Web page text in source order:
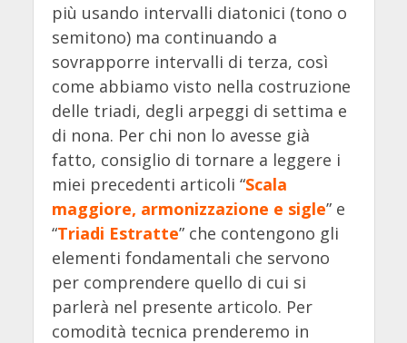
più usando intervalli diatonici (tono o
semitono) ma continuando a
sovrapporre intervalli di terza, così
come abbiamo visto nella costruzione
delle triadi, degli arpeggi di settima e
di nona. Per chi non lo avesse già
fatto, consiglio di tornare a leggere i
miei precedenti articoli “Scala
maggiore, armonizzazione e sigle” e
“Triadi Estratte” che contengono gli
elementi fondamentali che servono
per comprendere quello di cui si
parlerà nel presente articolo. Per
comodità tecnica prenderemo in